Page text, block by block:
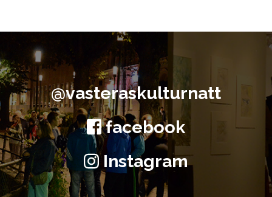
@vasteraskulturnatt
facebook
Instagram